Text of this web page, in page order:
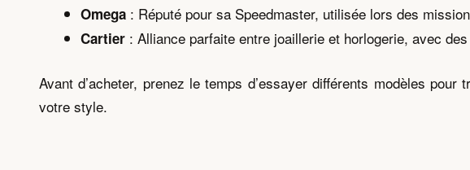
Omega : Réputé pour sa Speedmaster, utilisée lors des
Cartier : Alliance parfaite entre joaillerie et horlogerie, avec
Avant d’acheter, prenez le temps d’essayer différents modèles
votre style.